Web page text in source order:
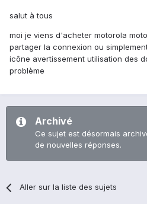
salut à tous
moi je viens d'acheter motorola
partager la connexion ou
icône avertissement utilisation des
problème
Archivé
Ce sujet est désormais
de nouvelles réponses.
Aller sur la liste des sujets